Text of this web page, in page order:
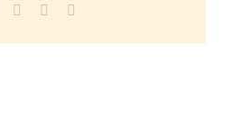
Facebook LinkedIn